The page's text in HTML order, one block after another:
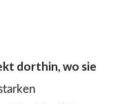
dorthin, wo sie